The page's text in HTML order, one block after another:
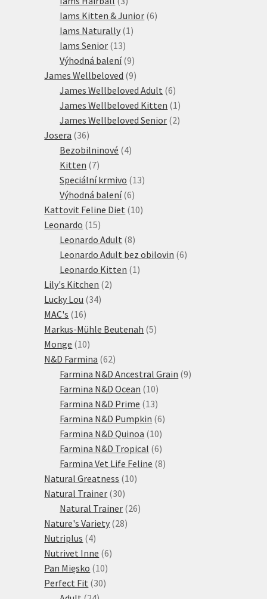
produkty
Iams Kitten & Junior 66
Iams Naturally 1 1
Iams Senior 1313
produktů
Výhodná balení 99
produktů
James Wellbeloved 99
produktů
James Wellbeloved Adult 66
produktů
James Wellbeloved Kitten 1 1
produkt
James Wellbeloved Senior 22
Josera 3636
produktů
Bezobilninové 44
Kitten 77
produktů
Speciální krmivo 1313
Výhodná balení 66
produktů
Kattovit Feline Diet 1010
Leonardo 1515
produktů
Leonardo Adult 88
produktů
Leonardo Adult bez obilovin 66
Leonardo Kitten 1 1
Lily's Kitchen 22
Lucky Lou 3434
MAC's 1616
produktů
Markus-Mühle Beutenah 55
Monge 1010
produktů
N&D Farmina 6262
produktů
Farmina N&D Ancestral Grain 99
Farmina N&D Ocean 1010
produktů
Farmina N&D Prime 1313
produktů
Farmina N&D Pumpkin 66
Farmina N&D Quinoa 1010
produktů
Farmina N&D Tropical 66
produktů
Farmina Vet Life Feline 88
Natural Greatness 1010
Natural Trainer 3030
produktů
Natural Trainer 2626
Nature's Variety 2828
Nutriplus 44
produkty
Nutrivet Inne 66
Pan Mięsko 1010
produktů
Perfect Fit 3030